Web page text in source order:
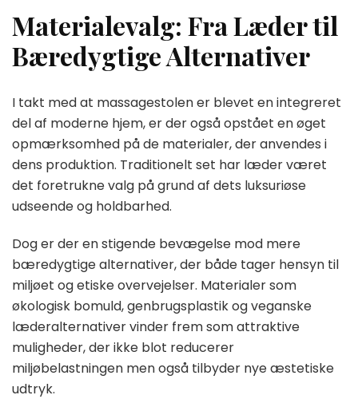
Materialevalg: Fra Læder til
Bæredygtige Alternativer
I takt med at massagestolen er blevet en integreret
del af moderne hjem, er der også opstået en øget
opmærksomhed på de materialer, der anvendes i
dens produktion. Traditionelt set har læder været
det foretrukne valg på grund af dets luksuriøse
udseende og holdbarhed.
Dog er der en stigende bevægelse mod mere
bæredygtige alternativer, der både tager hensyn til
miljøet og etiske overvejelser. Materialer som
økologisk bomuld, genbrugsplastik og veganske
læderalternativer vinder frem som attraktive
muligheder, der ikke blot reducerer
miljøbelastningen men også tilbyder nye æstetiske
udtryk.